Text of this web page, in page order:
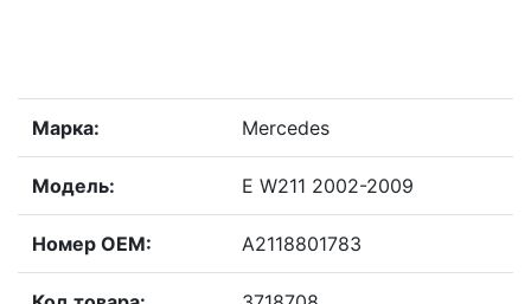
Марка: Mercedes
Модель: E W211 2002-2009
Номер OEM: A2118801783